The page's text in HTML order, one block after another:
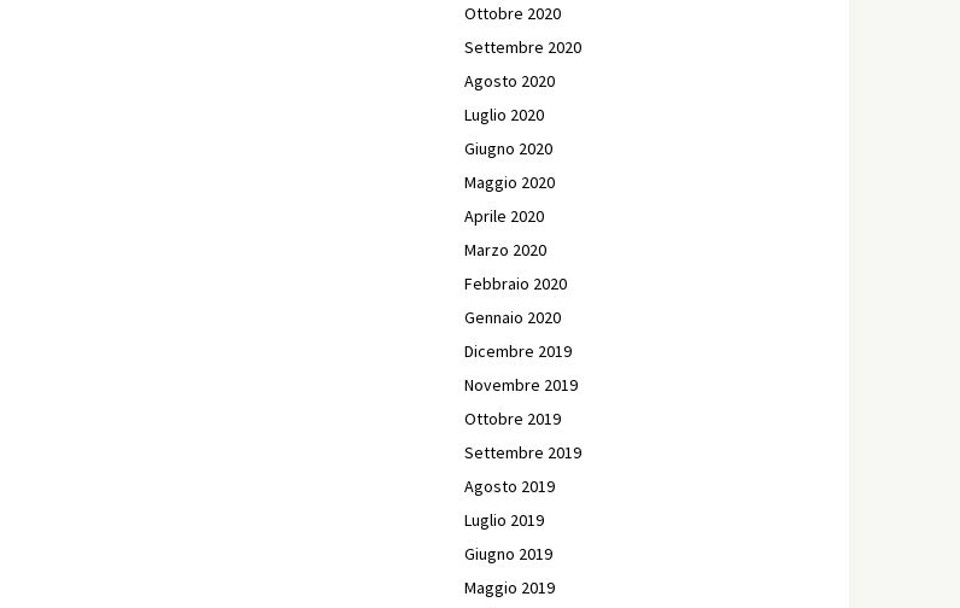
Ottobre 2020
Settembre 2020
Agosto 2020
Luglio 2020
Giugno 2020
Maggio 2020
Aprile 2020
Marzo 2020
Febbraio 2020
Gennaio 2020
Dicembre 2019
Novembre 2019
Ottobre 2019
Settembre 2019
Agosto 2019
Luglio 2019
Giugno 2019
Maggio 2019